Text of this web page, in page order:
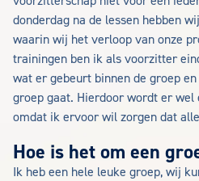
donderdag na de lessen hebben
waarin wij het verloop van onze
trainingen ben ik als voorzitter
wat er gebeurt binnen de groep
groep gaat. Hierdoor wordt er
omdat ik ervoor wil zorgen dat
Hoe is het om een
Ik heb een hele leuke groep, wij